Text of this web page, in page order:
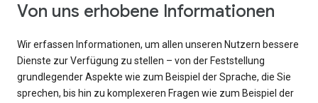
Von uns erhobene Informationen
Wir erfassen Informationen, um allen unseren Nutzern bessere
Dienste zur Verfügung zu stellen – von der Feststellung
grundlegender Aspekte wie zum Beispiel der Sprache, die Sie
sprechen, bis hin zu komplexeren Fragen wie zum Beispiel der